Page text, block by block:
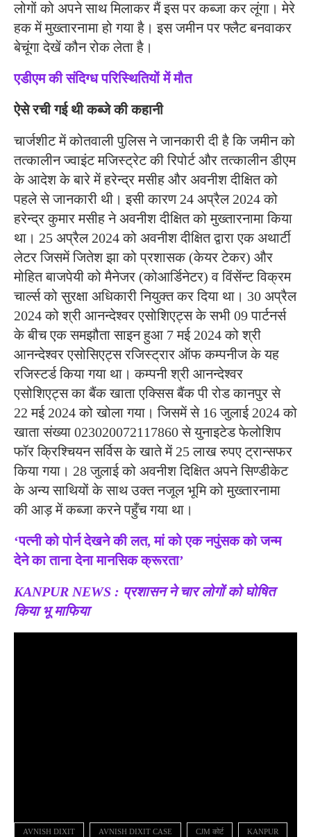
लोगों को अपने साथ मिलाकर मैं इस पर कब्जा कर लूंगा। मेरे
हक में मुख्तारनामा हो गया है। इस जमीन पर फ्लैट बनवाकर
बेचूंगा देखें कौन रोक लेता है।
एडीएम की संदिग्ध परिस्थितियों में मौत
ऐसे रची गई थी कब्जे की कहानी
चार्जशीट में कोतवाली पुलिस ने जानकारी दी है कि जमीन को
तत्कालीन ज्वाइंट मजिस्ट्रेट की रिपोर्ट और तत्कालीन डीएम
के आदेश के बारे में हरेन्द्र मसीह और अवनीश दीक्षित को
पहले से जानकारी थी। इसी कारण 24 अप्रैल 2024 को
हरेन्द्र कुमार मसीह ने अवनीश दीक्षित को मुख्तारनामा किया
था। 25 अप्रैल 2024 को अवनीश दीक्षित द्वारा एक अथार्टी
लेटर जिसमें जितेश झा को प्रशासक (केयर टेकर) और
मोहित बाजपेयी को मैनेजर (कोआर्डिनेटर) व विंसेंन्ट विक्रम
चार्ल्स को सुरक्षा अधिकारी नियुक्त कर दिया था। 30 अप्रैल
2024 को श्री आनन्देश्वर एसोशिएट्स के सभी 09 पार्टनर्स
के बीच एक समझौता साइन हुआ 7 मई 2024 को श्री
आनन्देश्वर एसोसिएट्स रजिस्ट्रार ऑफ कम्पनीज के यह
रजिस्टर्ड किया गया था। कम्पनी श्री आनन्देश्वर
एसोशिएट्स का बैंक खाता एक्सिस बैंक पी रोड कानपुर से
22 मई 2024 को खोला गया। जिसमें से 16 जुलाई 2024 को
खाता संख्या 023020072117860 से युनाइटेड फेलोशिप
फॉर क्रिश्चियन सर्विस के खाते में 25 लाख रुपए ट्रान्सफर
किया गया। 28 जुलाई को अवनीश दिक्षित अपने सिण्डीकेट
के अन्य साथियों के साथ उक्त नजूल भूमि को मुख्तारनामा
की आड़ में कब्जा करने पहुँच गया था।
‘पत्नी को पोर्न देखने की लत, मां को एक नपुंसक को जन्म
देने का ताना देना मानसिक क्रूरता’
KANPUR NEWS : प्रशासन ने चार लोगों को घोषित
किया भू माफिया
AVNISH DIXIT AVNISH DIXIT CASE CJM कोर्ट KANPUR